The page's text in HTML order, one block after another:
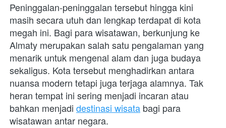
Peninggalan-peninggalan tersebut hingga kini
masih secara utuh dan lengkap terdapat di kota
megah ini. Bagi para wisatawan, berkunjung ke
Almaty merupakan salah satu pengalaman yang
menarik untuk mengenal alam dan juga budaya
sekaligus. Kota tersebut menghadirkan antara
nuansa modern tetapi juga terjaga alamnya. Tak
heran tempat ini sering menjadi incaran atau
bahkan menjadi destinasi wisata bagi para
wisatawan antar negara.